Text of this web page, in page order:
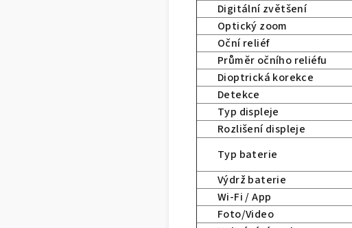
Digitální zvětšení
Optický zoom
Oční reliéf
Průměr očního reliéfu
Dioptrická korekce
Detekce
Typ displeje
Rozlišení displeje
Typ baterie
Výdrž baterie
Wi-Fi / App
Foto/Video